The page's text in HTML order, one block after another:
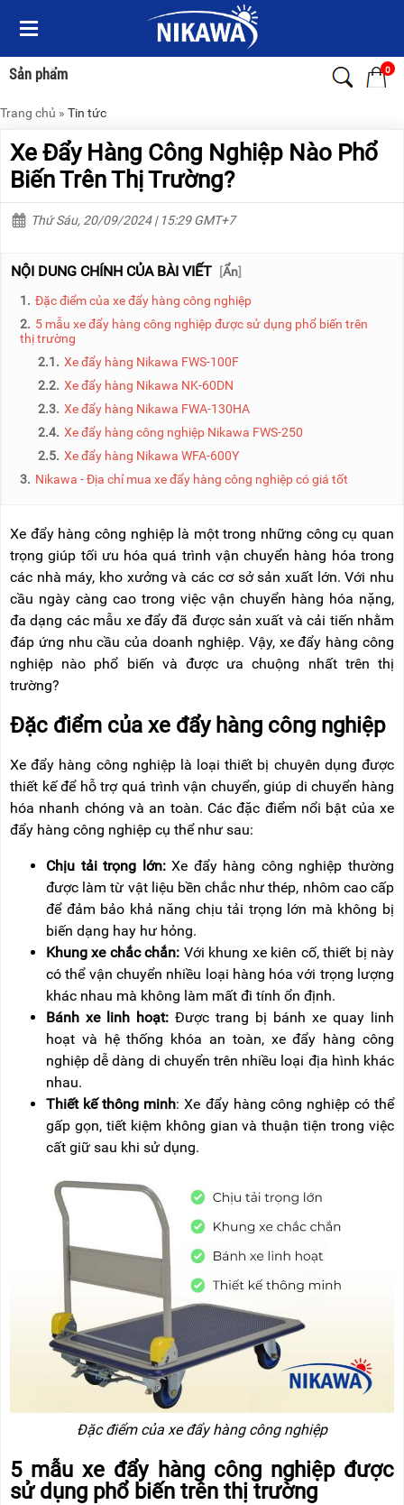
Sản phẩm 0
Menu
Sản
phẩm
TRANG
THANG
NHÔM
XE
DÂY
THOÁT
HIỂM
NÂNG
BÁO
NÓI
VỀ
NIKAWA
GIỚI
THIỆU
LÝ
HÀNH
LIÊN
HỆ
Menu
Sản
phẩm
TRANG
THANG
NHÔM
THANG
NHÔM
GIA
ĐÌNH
THANG
NHÔM
(THANG
THANG
NHÔM
CHỮ
THANG
NHÔM
CÔNG
NGHIỆP
NHÔM
GIÀN
VÁN
THANG
RẢNH
TAY
Trang chủ » Tin tức
Xe Đẩy Hàng Công Nghiệp Nào Phổ
Biến Trên Thị Trường?
Thứ Sáu, 20/09/2024 | 15:29 GMT+7
NỘI DUNG CHÍNH CỦA BÀI VIẾT [Ẩn]
1. Đặc điểm của xe đẩy hàng công nghiệp
2. 5 mẫu xe đẩy hàng công nghiệp được sử dụng phổ biến trên
thị trường
2.1. Xe đẩy hàng Nikawa FWS-100F
2.2. Xe đẩy hàng Nikawa NK-60DN
2.3. Xe đẩy hàng Nikawa FWA-130HA
2.4. Xe đẩy hàng công nghiệp Nikawa FWS-250
2.5. Xe đẩy hàng Nikawa WFA-600Y
3. Nikawa - Địa chỉ mua xe đẩy hàng công nghiệp có giá tốt
Xe đẩy hàng công nghiệp là một trong những công cụ quan
trọng giúp tối ưu hóa quá trình vận chuyển hàng hóa trong
các nhà máy, kho xưởng và các cơ sở sản xuất lớn. Với nhu
cầu ngày càng cao trong việc vận chuyển hàng hóa nặng,
đa dạng các mẫu xe đẩy đã được sản xuất và cải tiến nhằm
đáp ứng nhu cầu của doanh nghiệp. Vậy, xe đẩy hàng công
nghiệp nào phổ biến và được ưa chuộng nhất trên thị
trường?
Đặc điểm của xe đẩy hàng công nghiệp
Xe đẩy hàng công nghiệp là loại thiết bị chuyên dụng được
thiết kế để hỗ trợ quá trình vận chuyển, giúp di chuyển hàng
hóa nhanh chóng và an toàn. Các đặc điểm nổi bật của xe
đẩy hàng công nghiệp cụ thể như sau:
Chịu tải trọng lớn:Xe đẩy hàng công nghiệp thường
được làm từ vật liệu bền chắc như thép, nhôm cao cấp
để đảm bảo khả năng chịu tải trọng lớn mà không bị
biến dạng hay hư hỏng.
Khung xe chắc chắn: Với khung xe kiên cố, thiết bị này
có thể vận chuyển nhiều loại hàng hóa với trọng lượng
khác nhau mà không làm mất đi tính ổn định.
Bánh xe linh hoạt: Được trang bị bánh xe quay linh
hoạt và hệ thống khóa an toàn, xe đẩy hàng công
nghiệp dễ dàng di chuyển trên nhiều loại địa hình khác
nhau.
Thiết kế thông minh: Xe đẩy hàng công nghiệp có thể
gấp gọn, tiết kiệm không gian và thuận tiện trong việc
cất giữ sau khi sử dụng.
Đặc điểm của xe đẩy hàng công nghiệp
5 mẫu xe đẩy hàng công nghiệp được
sử dụng phổ biến trên thị trường